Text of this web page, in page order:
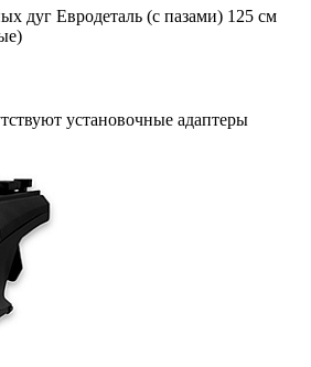
дуг Евродеталь (с пазами) 125 см
установочные адаптеры